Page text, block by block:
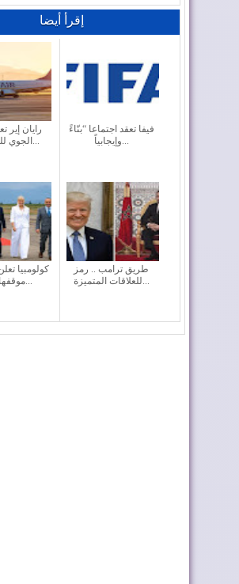
إقرأ أيضا
رايان إير
الجوي للمغرب م...
فيفا تعقد اجتماعا “بنّاءً
كولومبيا
طريق ترامب .. رمز